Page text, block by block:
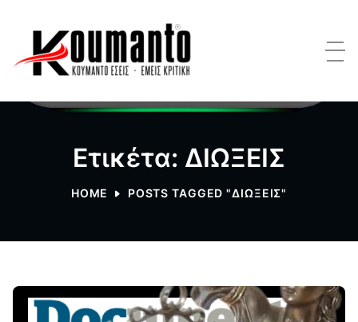
Ετικέτα: ΔΙΩΞΕΙΣ
HOME POSTS TAGGED "ΔΙΩΞΕΙΣ"